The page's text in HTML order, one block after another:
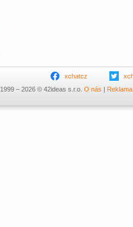
xchatcz
1999 – 2026 © 42ideas s.r.o. O nás | Reklama